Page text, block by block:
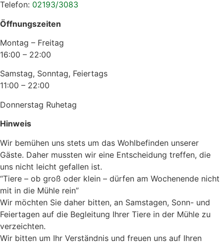
Telefon: 02193/3083
Öffnungszeiten
Montag – Freitag
16:00 – 22:00
Samstag, Sonntag, Feiertags
11:00 – 22:00
Donnerstag Ruhetag
Hinweis
Wir bemühen uns stets um das Wohlbefinden unserer
Gäste. Daher mussten wir eine Entscheidung treffen, die
uns nicht leicht gefallen ist.
“Tiere – ob groß oder klein – dürfen am Wochenende nicht
mit in die Mühle rein”
Wir möchten Sie daher bitten, an Samstagen, Sonn- und
Feiertagen auf die Begleitung Ihrer Tiere in der Mühle zu
verzeichten.
Wir bitten um Ihr Verständnis und freuen uns auf Ihren